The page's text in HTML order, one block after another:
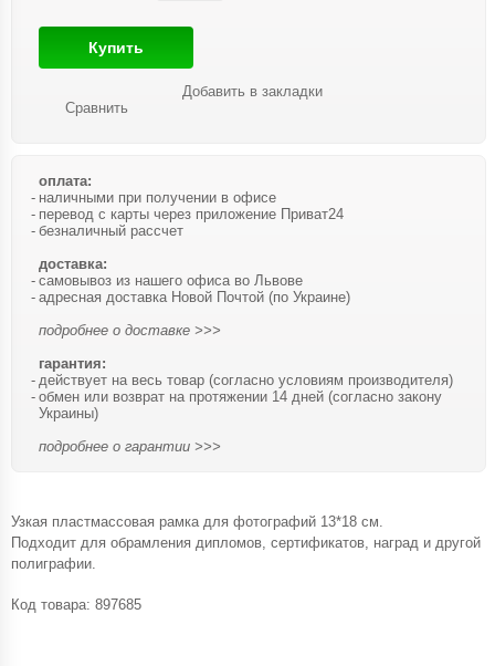
Купить
Сравнить
Добавить в закладки
оплата:
наличными при получении в офисе
перевод с карты через приложение Приват24
безналичный рассчет
доставка:
самовывоз из нашего офиса во Львове
адресная доставка Новой Почтой (по Украине)
подробнее о доставке >>>
гарантия:
действует на весь товар (согласно условиям производителя)
обмен или возврат на протяжении 14 дней (согласно закону
Украины)
подробнее о гарантии >>>
Узкая пластмассовая рамка для фотографий 13*18 см.
Подходит для обрамления дипломов, сертификатов, наград и другой
полиграфии.
Код товара: 897685